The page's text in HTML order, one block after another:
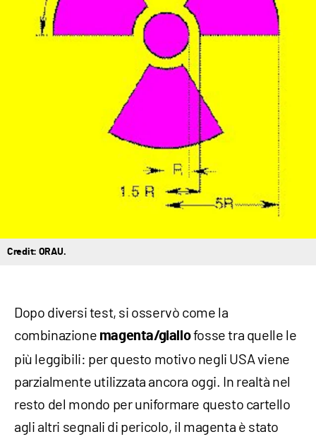
Credit: ORAU.
Dopo diversi test, si osservò come la
combinazione magenta/giallofosse tra quelle le
più leggibili: per questo motivo negli USA viene
parzialmente utilizzata ancora oggi. In realtà nel
resto del mondo per uniformare questo cartello
agli altri segnali di pericolo, il magenta è stato